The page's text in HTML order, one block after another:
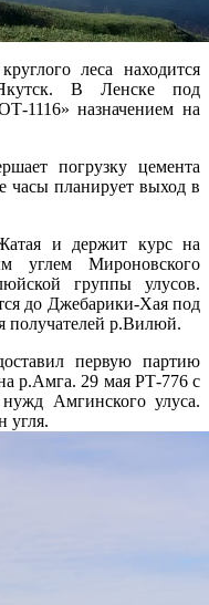
леса находится
В Ленске под
1116» назначением на
погрузку цемента
часы планирует выход в
и держит курс на
углем Мироновского
группы улусов.
до Джебарики-Хая под
получателей р.Вилюй.
первую партию
р.Амга. 29 мая РТ-776 с
Амгинского улуса.
угля.